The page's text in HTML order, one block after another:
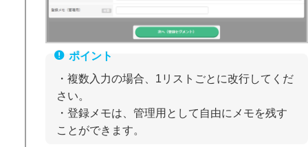
・複数入力の場合、1リストごとに改行してくだ
さい。
・登録メモは、管理用として自由にメモを残す
ことができます。